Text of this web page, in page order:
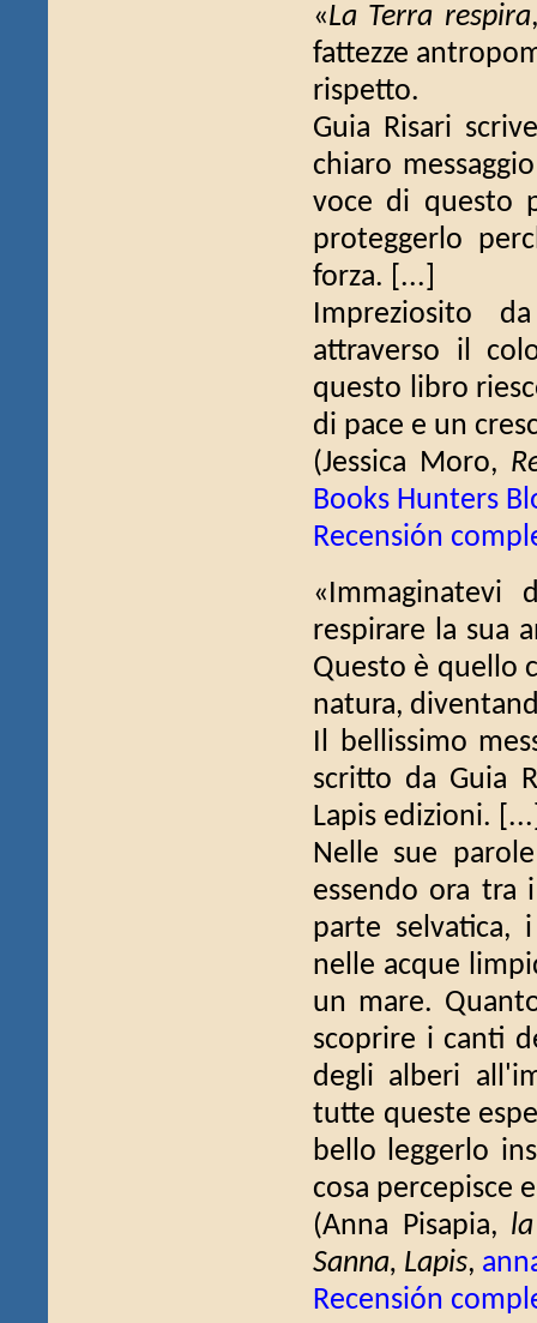
«La Terra respira
fattezze
rispetto.
Guia Risari
chiaro
voce di questo
proteggerlo
forza. [...]
Impreziosito
attraverso il
questo libro
di pace e un
(Jessica Moro,
Books Hunters
Recensión
respirare la sua
Questo è quello
natura,
Il bellissimo
scritto da Guia
Lapis edizioni.
Nelle sue
essendo ora tra
parte
nelle acque
un mare.
scoprire i canti
degli alberi
tutte queste
bello leggerlo
cosa percepisce
(Anna Pisapia,
Sanna, Lapis,
Recensión